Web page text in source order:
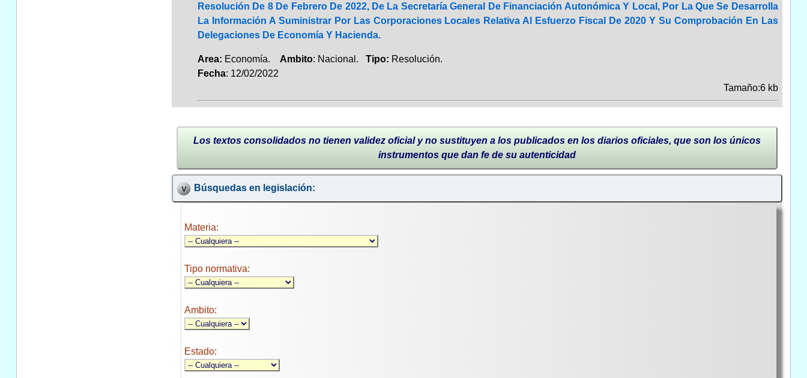
Resolución De 8 De Febrero De 2022, De La Secretaría General De Financiación Autonómica Y Local, Por La Que Se Desarrolla
La Información A Suministrar Por Las Corporaciones Locales Relativa Al Esfuerzo Fiscal De 2020 Y Su Comprobación En Las
Delegaciones De Economía Y Hacienda.
Area: Economía. Ambito: Nacional. Tipo: Resolución.
Fecha: 12/02/2022
Tamaño:6 kb
Los textos consolidados no tienen validez oficial y no sustituyen a los publicados en los diarios oficiales, que son los únicos
instrumentos que dan fe de su autenticidad
Búsquedas en legislación:
Materia:
Tipo normativa:
Ambito:
Estado: